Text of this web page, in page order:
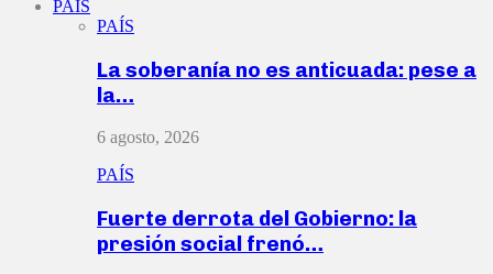
PAÍS
PAÍS
La soberanía no es anticuada: pese a
la…
6 agosto, 2026
PAÍS
Fuerte derrota del Gobierno: la
presión social frenó…